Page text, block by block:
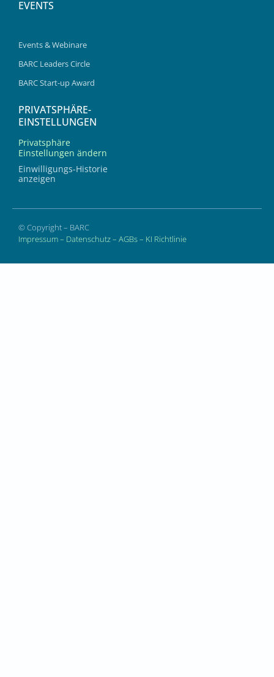
EVENTS
Events & Webinare
BARC Leaders Circle
BARC Start-up Award
PRIVATSPHÄRE-
EINSTELLUNGEN
Privatsphäre
Einstellungen ändern
Einwilligungs-Historie
anzeigen
© Copyright – BARC
Impressum– Datenschutz– AGBs– KI Richtlinie